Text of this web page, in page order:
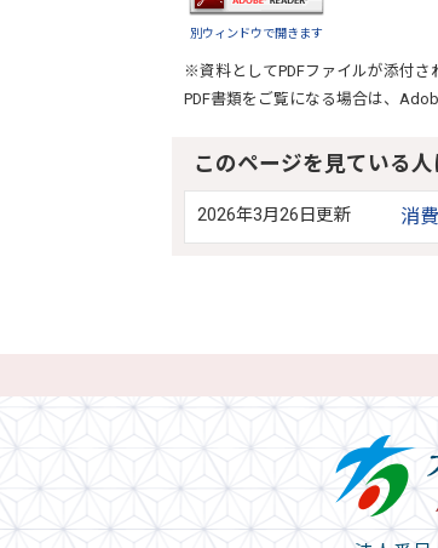
別ウィンドウで開きます
※資料としてPDFファイルが添付さ
PDF書類をご覧になる場合は、
このページを見ている人
2026年3月26日更新 消